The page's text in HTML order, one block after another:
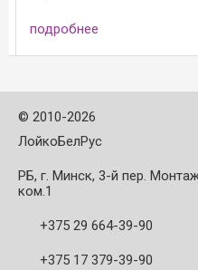
из
отличное
минимальная
подробнее
© 2010-2026
ЛойкоБелРус
РБ, г. Минск, 3-й пер.
ком.1
+375 29 664-39-90
+375 17 379-39-90